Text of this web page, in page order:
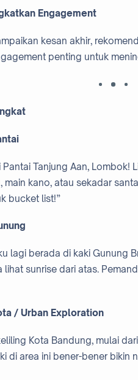
Engagement
kesan akhir,
penting untuk
Tanjung Aan,
main kano, atau sekadar
bucket list!”
lagi berada di kaki Gunung
sunrise dari atas.
/ Urban Exploration
Kota Bandung, mulai
di area ini bener-bener